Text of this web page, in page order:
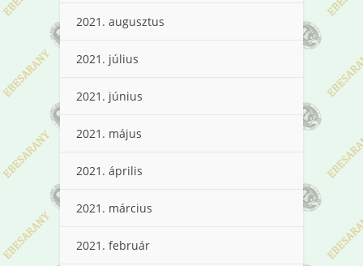
2021. augusztus
2021. július
2021. június
2021. május
2021. április
2021. március
2021. február